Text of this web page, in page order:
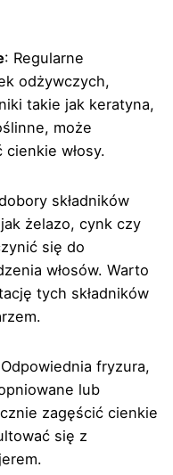
: Regularne
odżywczych,
takie jak keratyna,
może
włosy.
składników
żelazo, cynk czy
się do
włosów. Warto
tych składników
fryzura,
lub
zagęścić cienkie
się z